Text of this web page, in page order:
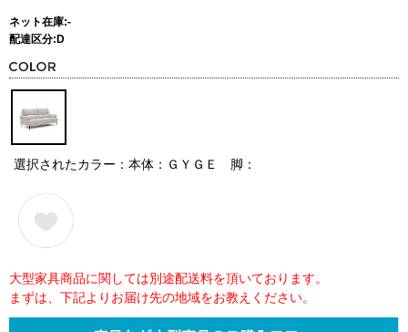
ネット在庫:-
配達区分:D
選択されたカラー：本体：ＧＹＧＥ 脚：
大型家具商品に関しては別途配送料を頂いております。
まずは、下記よりお届け先の地域をお教えください。